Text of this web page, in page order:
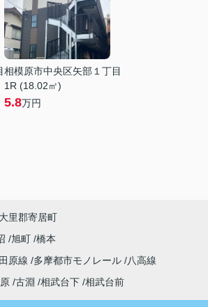
相模原市中央区矢部１丁目
1R (18.02㎡)
5.8万円
大里郡寄居町
旭町 橋本
原線 多摩都市モノレール
八高線
古淵 相武台下 相武台前